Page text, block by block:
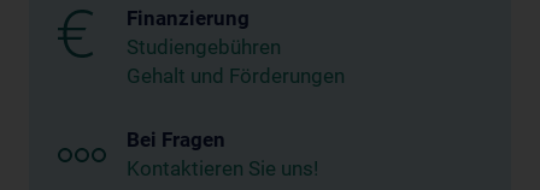
Finanzierung
Studiengebühren
Gehalt und Förderungen
Bei Fragen
Kontaktieren Sie uns!